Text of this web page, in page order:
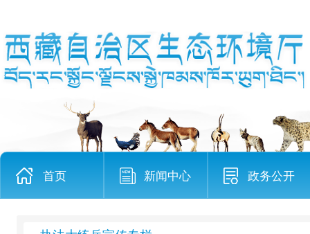
首页 新闻中心 政务公开